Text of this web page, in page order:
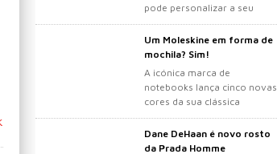
pode personalizar a seu
gosto.
Um Moleskine em forma de
mochila? Sim!
A icónica marca de
notebooks lança cinco novas
cores da sua clássica
mochila.
Dane DeHaan é novo rosto
da Prada Homme